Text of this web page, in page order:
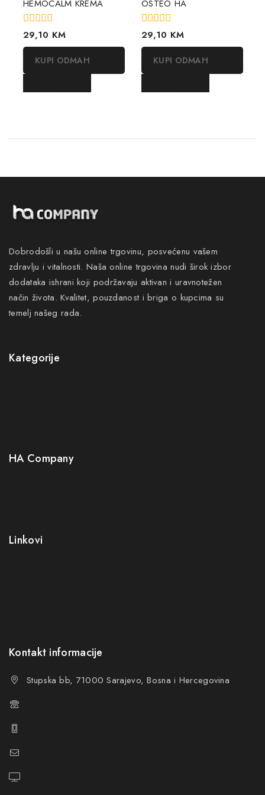
HEMOCALM KREMA
0
out
of
29,10 KM
KUPI ODMAH
OSTEO HA
0
out
of
29,10 KM
KUPI ODMAH
Dobrodošli u našu online trgovinu, posvećenu vašem
zdravlju i vitalnosti. Naša online trgovina nudi širok izbor
dodataka ishrani koji podržavaju aktivan i uravnotežen
način života. Kvalitet, pouzdanost i briga o kupcima su
temelj našeg rada.
Kategorije
HA Company
Linkovi
Kontakt informacije
Stupska bb, 71000 Sarajevo, Bosna i Hercegovina